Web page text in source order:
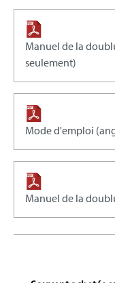
Manuel de la
seulement)
Mode d'emploi
Manuel de la